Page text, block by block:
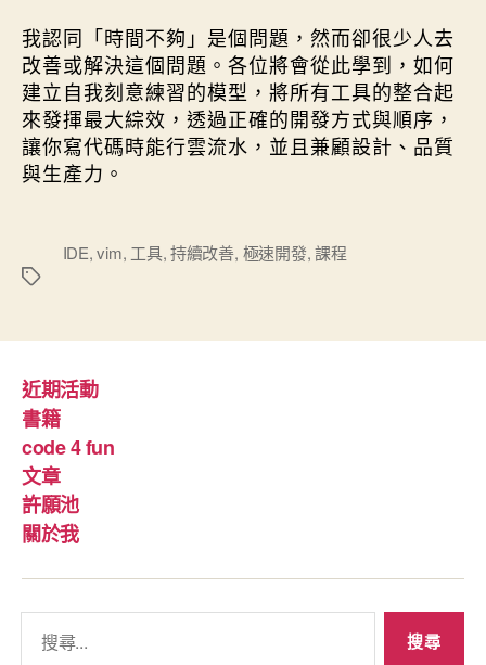
我認同「時間不夠」是個問題，然而卻很少人去
改善或解決這個問題。各位將會從此學到，如何
建立自我刻意練習的模型，將所有工具的整合起
來發揮最大綜效，透過正確的開發方式與順序，
讓你寫代碼時能行雲流水，並且兼顧設計、品質
與生產力。
IDE,vim, 工具,持續改善, 極速開發,課程
近期活動
書籍
code 4 fun
文章
許願池
關於我